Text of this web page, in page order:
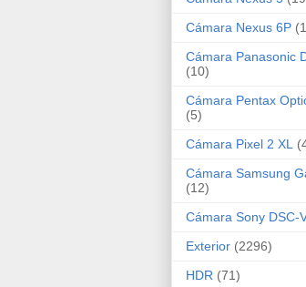
Cámara Nexus 6P
Cámara Panasonic
(10)
Cámara Pentax
(5)
Cámara Pixel 2 XL
Cámara Samsung
(12)
Cámara Sony DSC-
Exterior (2296)
HDR (71)